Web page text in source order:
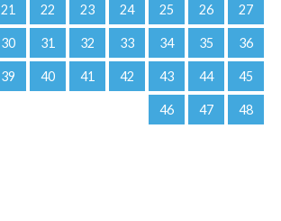
21 22 23 24 25 26 27
30 31 32 33 34 35 36
39 40 41 42 43 44 45
46 47 48